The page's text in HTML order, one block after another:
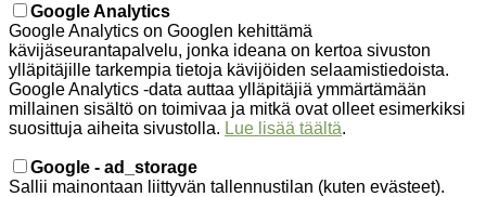
Google Analytics
Google Analytics on Googlen kehittämä
kävijäseurantapalvelu, jonka ideana on kertoa sivuston
ylläpitäjille tarkempia tietoja kävijöiden selaamistiedoista.
Google Analytics -data auttaa ylläpitäjiä ymmärtämään
millainen sisältö on toimivaa ja mitkä ovat olleet esimerkiksi
suosittuja aiheita sivustolla. Lue lisää täältä.
Google - ad_storage
Sallii mainontaan liittyvän tallennustilan (kuten evästeet).